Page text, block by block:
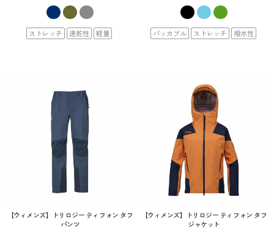
ストレッチ 速乾性 軽量 パッカブル ストレッチ 撥水性
【ウィメンズ】トリロジー ティフォン タフ
パンツ
【ウィメンズ】トリロジー ティフォン タフ
ジャケット